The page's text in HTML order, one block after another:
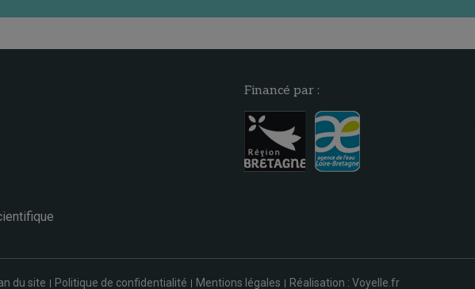
Financé par :
du site Politique de confidentialité Mentions légales Réalisation : Voyelle.fr